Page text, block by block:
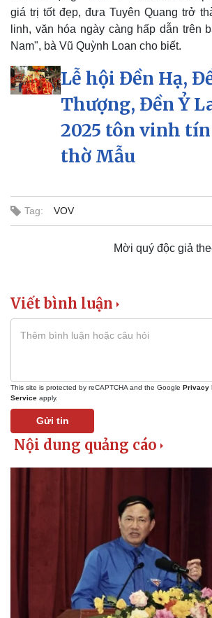
Thế giới thể thao
eSports
Hậu trường
Tư vấn
giá trị tốt đẹp, đưa Tuyên Quang trở
linh, văn hóa ngày càng hấp dẫn trên
Nam", bà Vũ Quỳnh Loan cho biết.
Lễ hội Đền Hạ,
Thượng, Đền Ỷ
2025 tôn vinh
thờ Mẫu
Tag: VOV
Mời quý độc giả
Viết bình luận
This site is protected by reCAPTCHA and the Google Privacy
Service apply.
Gửi tin